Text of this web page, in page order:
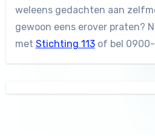
weleens gedachten aan
gewoon eens erover praten?
met Stichting 113of bel 0900-